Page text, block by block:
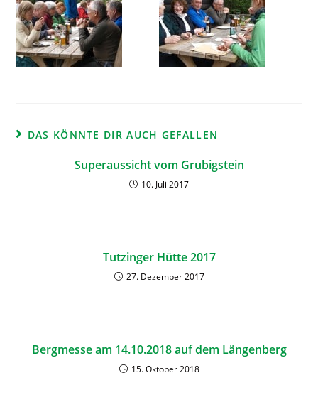
DAS KÖNNTE DIR AUCH GEFALLEN
Superaussicht vom Grubigstein
10. Juli 2017
Tutzinger Hütte 2017
27. Dezember 2017
Bergmesse am 14.10.2018 auf dem Längenberg
15. Oktober 2018